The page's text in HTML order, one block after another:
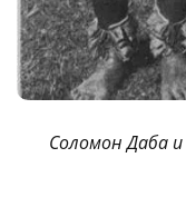
Соломон Даба